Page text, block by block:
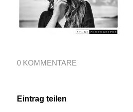
0 KOMMENTARE
Eintrag teilen